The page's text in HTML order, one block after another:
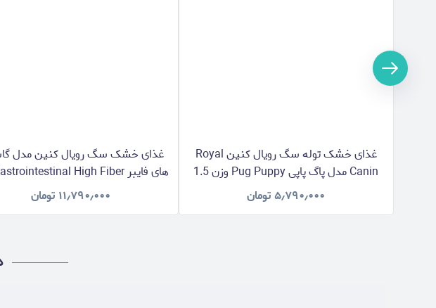
غذای خشک توله سگ رویال کنین Royal
Canin مدل پاگ پاپی Pug Puppy وزن 1.5
کیلوگرم
۵٫۷۹۰٫۰۰۰تومان
غذای خشک سگ رویال کنین مدل
2 کیلوگرم
۱۱٫۷۹۰٫۰۰۰ تومان